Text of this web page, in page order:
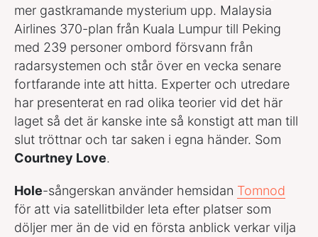
mer gastkramande mysterium upp. Malaysia
Airlines 370-plan från Kuala Lumpur till Peking
med 239 personer ombord försvann från
radarsystemen och står över en vecka senare
fortfarande inte att hitta. Experter och utredare
har presenterat en rad olika teorier vid det här
laget så det är kanske inte så konstigt att man till
slut tröttnar och tar saken i egna händer. Som
Courtney Love.
Hole-sångerskan använder hemsidan Tomnod
för att via satellitbilder leta efter platser som
döljer mer än de vid en första anblick verkar vilja